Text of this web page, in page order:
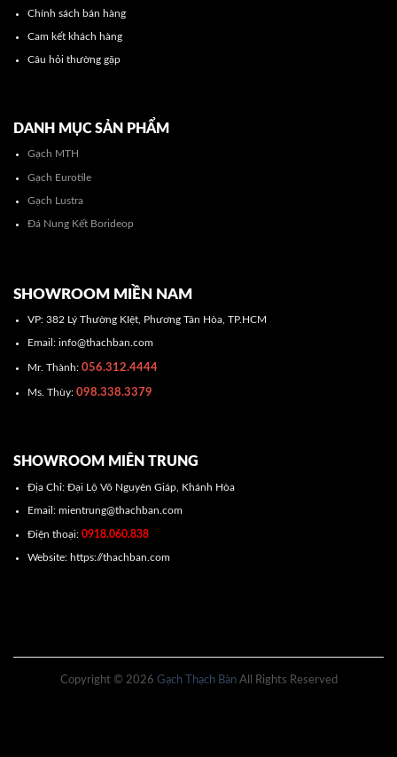
Chính sách bán hàng
Cam kết khách hàng
Câu hỏi thường gặp
DANH MỤC SẢN PHẨM
Gạch MTH
Gạch Eurotile
Gạch Lustra
Đá Nung Kết Borideop
SHOWROOM MIỀN NAM
VP: 382 Lý Thường KIệt, Phương Tân Hòa, TP.HCM
Email: info@thachban.com
Mr. Thành:056.312.4444
Ms. Thùy: 098.338.3379
SHOWROOM MIÊN TRUNG
Địa Chỉ: Đại Lộ Võ Nguyên Giáp, Khánh Hòa
Email: mientrung@thachban.com
Điện thoại: 0918.060.838
Website: https://thachban.com
Copyright © 2026 Gạch Thạch BànAll Rights Reserved